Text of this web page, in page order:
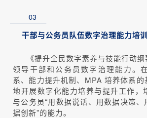
03
干部与公务员队伍数字治理能力培
《提升全民数字素养与技能行动
领导干部和公务员数字治理能力。
系、能力提升机制、MPA 培养体系的
地开展数字化能力培养与提升工作，
与公务员“用数据说话、用数据决策
据创新”的能力。